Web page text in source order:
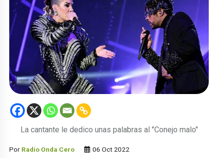
La cantante le dedico unas palabras al "Conejo malo"
Por Radio Onda Cero 06 Oct 2022